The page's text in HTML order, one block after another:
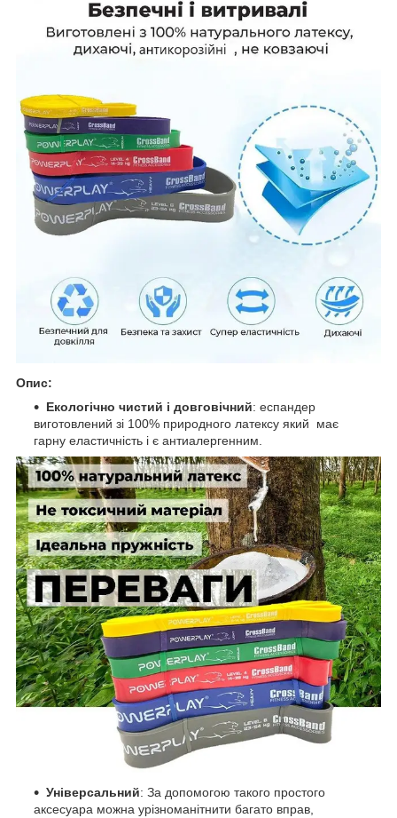
Опис:
Екологічно чистий і довговічний: еспандер
виготовлений зі 100% природного латексу який має
гарну еластичність і є антиалергенним.
Універсальний: За допомогою такого простого
аксесуара можна урізноманітнити багато вправ,